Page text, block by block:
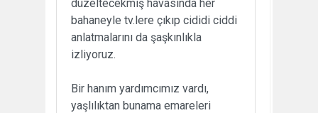
düzeltecekmiş havasında her
bahaneyle tv.lere çıkıp cididi ciddi
anlatmalarını da şaşkınlıkla
izliyoruz.
Bir hanım yardımcımız vardı,
yaşlılıktan bunama emareleri